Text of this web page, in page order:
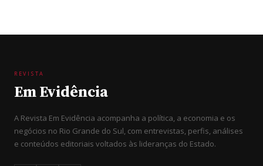
REVISTA
Em Evidência
A Revista Em Evidência acompanha a política, a economia e os
negócios no Rio Grande do Sul, com entrevistas, perfis, análises
e conteúdos editoriais voltados às lideranças do Estado.